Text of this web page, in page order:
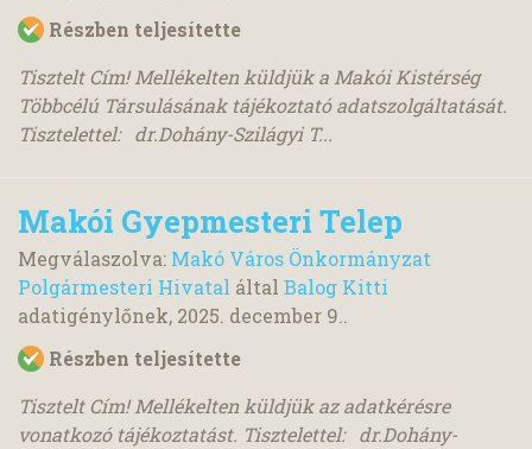
Részben teljesítette
Tisztelt Cím! Mellékelten küldjük a Makói Kistérség
Többcélú Társulásának tájékoztató adatszolgáltatását.
Tisztelettel: dr.Dohány-Szilágyi T...
Makói Gyepmesteri Telep
Megválaszolva: Makó Város Önkormányzat
Polgármesteri Hivatal által Balog Kitti
adatigénylőnek, 2025. december 9..
Részben teljesítette
Tisztelt Cím! Mellékelten küldjük az adatkérésre
vonatkozó tájékoztatást. Tisztelettel: dr.Dohány-